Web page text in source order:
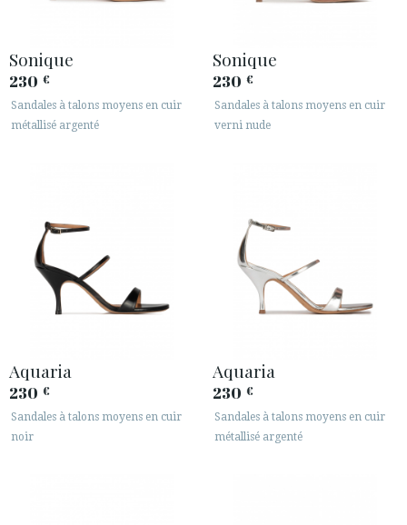
Sonique
230 €
Sandales à talons moyens en cuir
métallisé argenté
Sonique
230 €
Sandales à talons moyens en cuir
verni nude
Aquaria
230 €
Sandales à talons moyens en cuir
noir
Aquaria
230 €
Sandales à talons moyens en cuir
métallisé argenté